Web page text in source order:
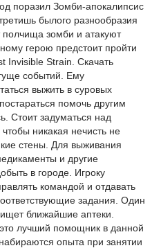
поразил Зомби-апокалипсис
былого разнообразия
полчища зомби и атакуют
герою предстоит пройти
Invisible Strain. Скачать
событий. Ему
выжить в суровых
помочь другим
Стоит задуматься над
никакая нечисть не
стены. Для выживания
и другие
в городе. Игроку
командой и отдавать
задания. Один
ближайшие аптеки.
лучший помощник в данной
опыта при занятии